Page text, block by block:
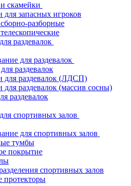
скамейки
для запасных игроков
разборные
раздевалок
для раздевалок
раздевалок
для раздевалок (ЛДСП)
для раздевалок (массив сосны)
раздевалок
спортивных залов
для спортивных залов
тумбы
покрытие
спортивных залов
протекторы